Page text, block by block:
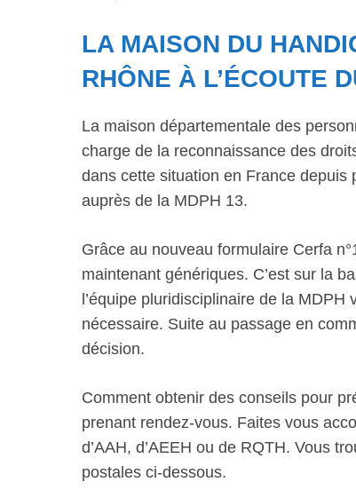
LA MAISON DU
RHÔNE À L’ÉCOUTE
La maison départementale des
charge de la reconnaissance des
dans cette situation en France
auprès de la MDPH 13.
Grâce au nouveau formulaire Cerfa
maintenant génériques. C’est sur la
l’équipe pluridisciplinaire de la
nécessaire. Suite au passage en
décision.
Comment obtenir des conseils pour
prenant rendez-vous. Faites vous
d’AAH, d’AEEH ou de RQTH. Vous
postales ci-dessous.